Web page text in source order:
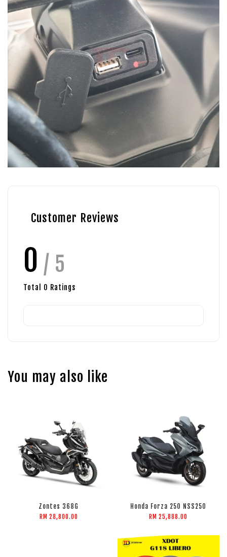
Customer Reviews
0 / 5
Total 0 Ratings
You may also like
Zontes 368G
RM 28,800.00
Honda Forza 250 NSS250
RM 25,888.00